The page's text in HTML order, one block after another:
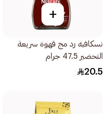
+
نسكافيه رد مج قهوة سريعة
التحضير 47.5 جرام
20.5